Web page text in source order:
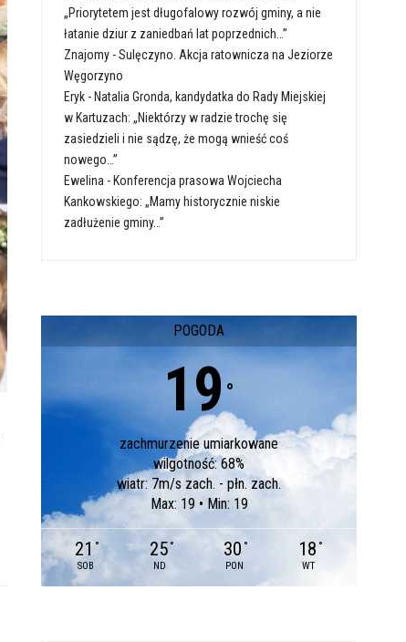
„Priorytetem jest długofalowy rozwój gminy, a nie
łatanie dziur z zaniedbań lat poprzednich…”
Znajomy -Sulęczyno. Akcja ratownicza na Jeziorze
Węgorzyno
Eryk - Natalia Gronda, kandydatka do Rady Miejskiej
w Kartuzach: „Niektórzy w radzie trochę się
zasiedzieli i nie sądzę, że mogą wnieść coś
nowego…”
Ewelina - Konferencja prasowa Wojciecha
Kankowskiego: „Mamy historycznie niskie
zadłużenie gminy…”
POGODA
19 °
zachmurzenie umiarkowane
wilgotność: 68%
wiatr: 7m/s zach. - płn. zach.
Max: 19 • Min: 19
21 °
SOB
25 °
ND
30 °
PON
18 °
WT